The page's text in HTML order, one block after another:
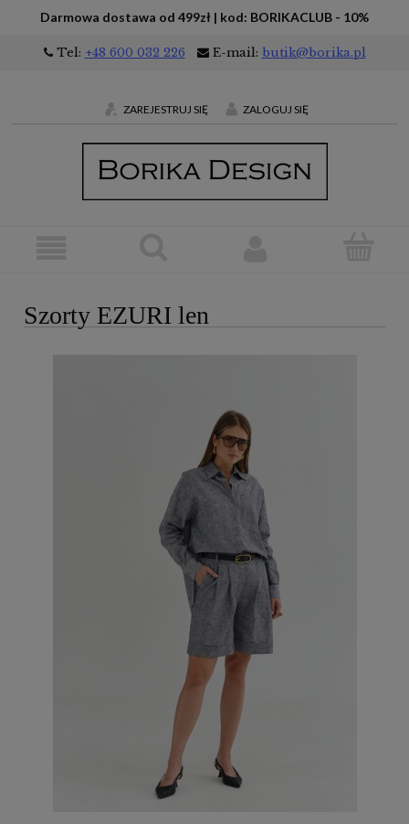
Darmowa dostawa od 499zł | kod: BORIKACLUB - 10%
Tel: +48 600 032 226 E-mail: butik@borika.pl
ZAREJESTRUJ SIĘ ZALOGUJ SIĘ
Szorty EZURI len